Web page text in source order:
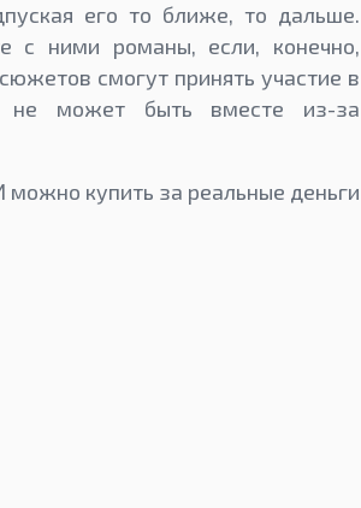
его то ближе, то дальше.
с ними романы, если, конечно,
смогут принять участие в
не может быть вместе из-за
купить за реальные деньги